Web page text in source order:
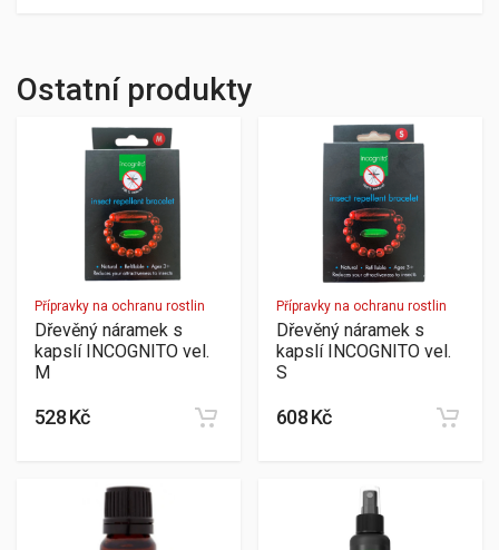
Ostatní produkty
Přípravky na ochranu rostlin
Dřevěný náramek s
kapslí INCOGNITO vel.
M
528 Kč
Přípravky na ochranu rostlin
Dřevěný náramek s
kapslí INCOGNITO vel.
S
608 Kč